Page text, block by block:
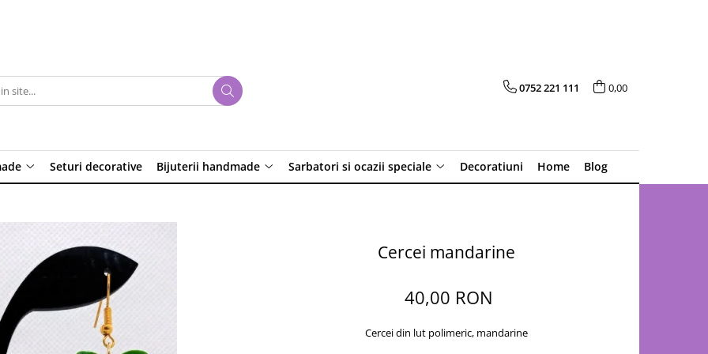
0752 221 111 0,00
Seturi decorative Bijuterii handmade Sarbatori si ocazii speciale Decoratiuni Home Blog
Cercei mandarine
40,00 RON
Cercei din lut polimeric, mandarine